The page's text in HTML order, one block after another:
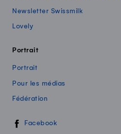
Newsletter Swissmilk
Lovely
Portrait
Portrait
Pour les médias
Fédération
Swissmilk sur les réseaux sociaux
Facebook